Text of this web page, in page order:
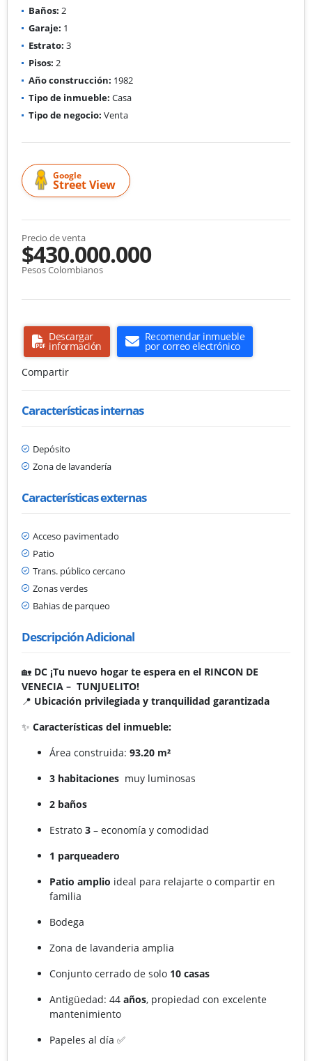
Baños: 2
Garaje: 1
Estrato: 3
Pisos: 2
Año construcción: 1982
Tipo de inmueble: Casa
Tipo de negocio: Venta
Google
Street View
Precio de venta
$430.000.000
Pesos Colombianos
Descargar
información
Recomendar inmueble
por correo electrónico
Compartir
Características internas
Depósito
Zona de lavandería
Características externas
Acceso pavimentado
Patio
Trans. público cercano
Zonas verdes
Bahias de parqueo
Descripción Adicional
🏡 DC ¡Tu nuevo hogar te espera en el RINCON DE
VENECIA – TUNJUELITO!
📍 Ubicación privilegiada y tranquilidad garantizada
✨ Características del inmueble:
Área construida: 93.20 m²
3 habitaciones muy luminosas
2 baños
Estrato 3 – economía y comodidad
1 parqueadero
Patio amplio ideal para relajarte o compartir en
familia
Bodega
Zona de lavanderia amplia
Conjunto cerrado de solo 10 casas
Antigüedad: 44 años, propiedad con excelente
mantenimiento
Papeles al día ✅